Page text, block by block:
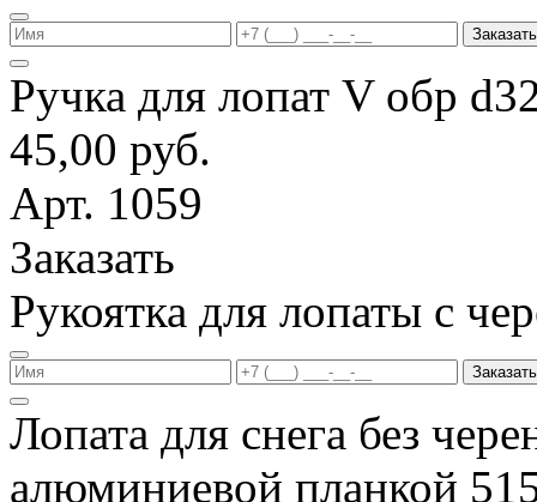
Заказать
Ручка для лопат V обр
45,00 руб.
Арт. 1059
Заказать
Рукоятка для лопаты с
Заказать
Лопата для снега без
алюминиевой планкой